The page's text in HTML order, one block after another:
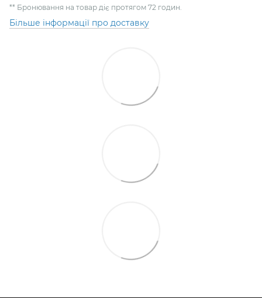
** Бронювання на товар діє протягом 72 годин.
Більше інформації про доставку